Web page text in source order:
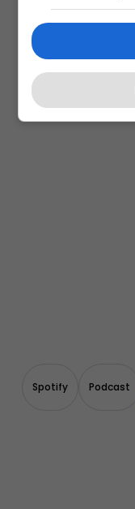
Spotify Podcast